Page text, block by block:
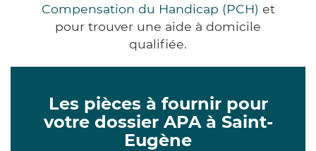
Compensation du Handicap (PCH) et
pour trouver une aide à domicile
qualifiée.
Les pièces à fournir pour
votre dossier APA à Saint-
Eugène